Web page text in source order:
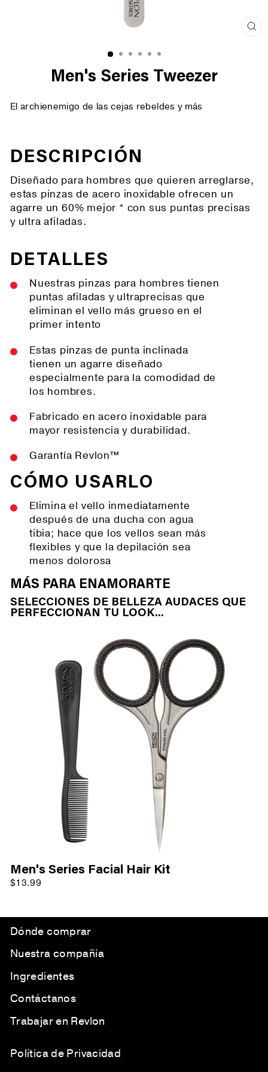
Men's Series Tweezer
El archienemigo de las cejas rebeldes y más
DESCRIPCIÓN
Diseñado para hombres que quieren arreglarse,
estas pinzas de acero inoxidable ofrecen un
agarre un 60% mejor * con sus puntas precisas
y ultra afiladas.
DETALLES
Nuestras pinzas para hombres tienen
puntas afiladas y ultraprecisas que
eliminan el vello más grueso en el
primer intento
Estas pinzas de punta inclinada
tienen un agarre diseñado
especialmente para la comodidad de
los hombres.
Fabricado en acero inoxidable para
mayor resistencia y durabilidad.
Garantía Revlon™
CÓMO USARLO
Elimina el vello inmediatamente
después de una ducha con agua
tibia; hace que los vellos sean más
flexibles y que la depilación sea
menos dolorosa
MÁS PARA ENAMORARTE
SELECCIONES DE BELLEZA AUDACES QUE
PERFECCIONAN TU LOOK...
Men's Series Facial Hair Kit
$13.99
Dónde comprar
Nuestra compañía
Ingredientes
Contáctanos
Trabajar en Revlon
Política de Privacidad